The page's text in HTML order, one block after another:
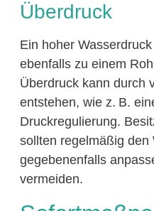
Überdruck
Ein hoher
ebenfalls zu einem
Überdruck kann durch
entstehen, wie z. B.
Druckregulierung.
sollten regelmäßig den
gegebenenfalls
vermeiden.